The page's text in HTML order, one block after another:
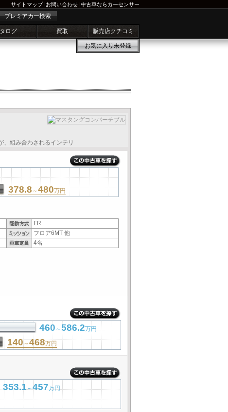
サイトマップ|お問い合わせ |中古車ならカーセンサー
プレミアカー検索
ログ 買取 販売店クチコミ
お気に入り未登録
、組み合わされるインテリ
378.8～480万円
FR
フロア6MT 他
4名
460～586.2万円
140～468万円
353.1～457万円